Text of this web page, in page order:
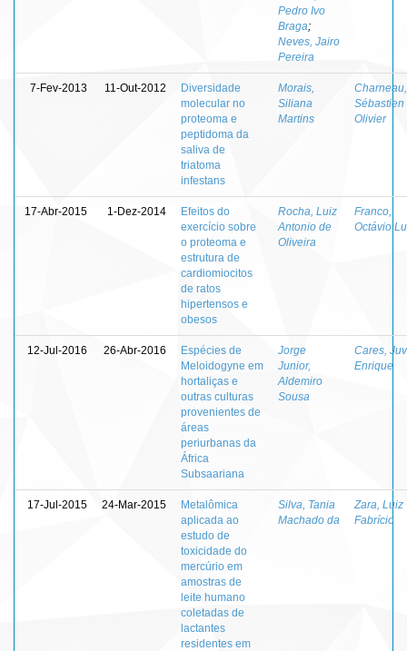
Pedro Ivo
Braga;
Neves, Jairo
Pereira
7-Fev-2013 11-Out-2012
Diversidade
molecular no
proteoma e
peptidoma da
saliva de
triatoma
infestans
Morais,
Siliana
Martins
Charneau,
Sébastien
Olivier
17-Abr-2015 1-Dez-2014
Efeitos do
exercício sobre
o proteoma e
estrutura de
cardiomiocitos
de ratos
hipertensos e
obesos
Rocha, Luiz
Antonio de
Oliveira
Franco,
Octávio
12-Jul-2016 26-Abr-2016
Espécies de
Meloidogyne em
hortaliças e
outras culturas
provenientes de
áreas
periurbanas da
África
Subsaariana
Jorge
Junior,
Aldemiro
Sousa
Cares,
Enrique
17-Jul-2015 24-Mar-2015
Metalômica
aplicada ao
estudo de
toxicidade do
mercúrio em
amostras de
leite humano
coletadas de
lactantes
residentes em
Silva, Tania
Machado da
Zara, Luiz
Fabrício